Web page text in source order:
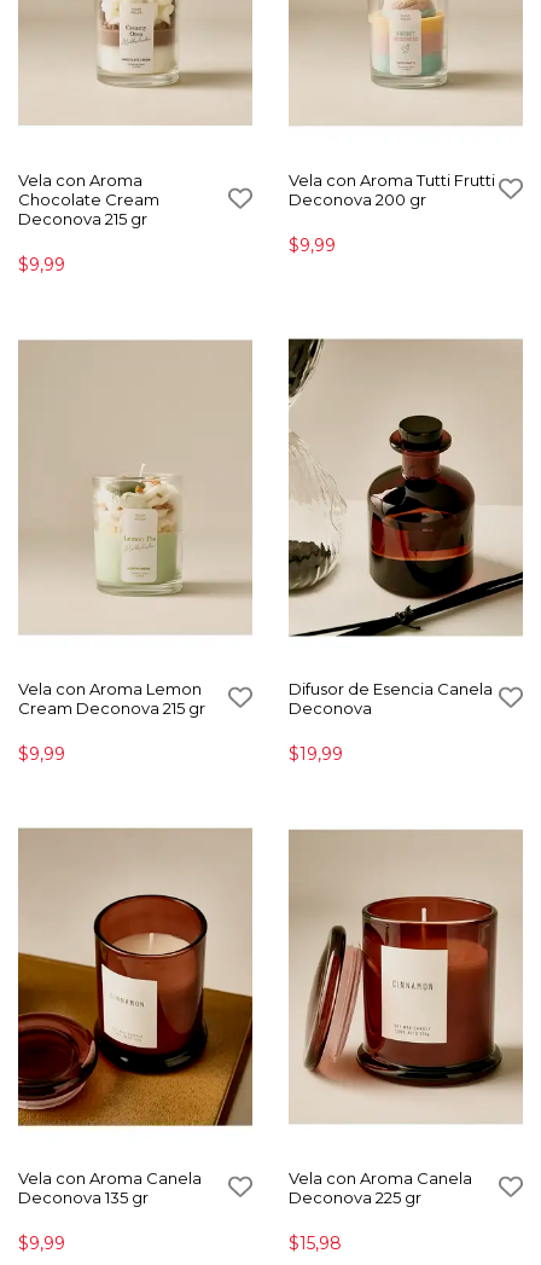
Vela con Aroma
Chocolate Cream
Deconova 215 gr
$9,99
Vela con Aroma Tutti Frutti
Deconova 200 gr
$9,99
Vela con Aroma Lemon
Cream Deconova 215 gr
$9,99
Difusor de Esencia Canela
Deconova
$19,99
Vela con Aroma Canela
Deconova 135 gr
$9,99
Vela con Aroma Canela
Deconova 225 gr
$15,98